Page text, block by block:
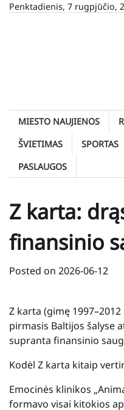
SkipPenktadienis, 7 rugpjūčio,
MIESTO NAUJIENOS
ŠVIETIMAS
SPORTAS
PASLAUGOS
Z karta:
finansinio
Posted on 2026-06-12
Z karta (gimę
pirmasis Baltijos šalyse
supranta finansinio
Kodėl Z karta kitaip
Emocinės klinikos
formavo visai kitokios